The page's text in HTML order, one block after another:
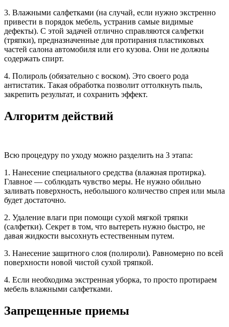
3. Влажными салфетками (на случай, если нужно экстренно
привести в порядок мебель, устранив самые видимые
дефекты). С этой задачей отлично справляются салфетки
(тряпки), предназначенные для протирания пластиковых
частей салона автомобиля или его кузова. Они не должны
содержать спирт.
4. Полироль (обязательно с воском). Это своего рода
антистатик. Такая обработка позволит оттолкнуть пыль,
закрепить результат, и сохранить эффект.
Алгоритм действий
Всю процедуру по уходу можно разделить на 3 этапа:
1. Нанесение специального средства (влажная протирка).
Главное — соблюдать чувство меры. Не нужно обильно
заливать поверхность, небольшого количество спрея или мыла
будет достаточно.
2. Удаление влаги при помощи сухой мягкой тряпки
(салфетки). Секрет в том, что вытереть нужно быстро, не
давая жидкости высохнуть естественным путем.
3. Нанесение защитного слоя (полироли). Равномерно по всей
поверхности новой чистой сухой тряпкой.
4. Если необходима экстренная уборка, то просто протираем
мебель влажными салфетками.
Запрещенные приемы